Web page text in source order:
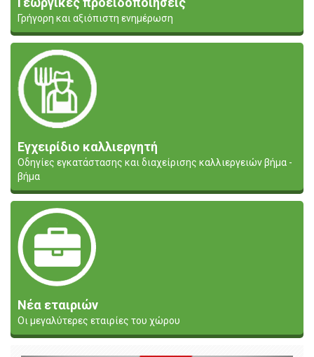
Γρήγορη και αξιόπιστη ενημέρωση
Εγχειρίδιο καλλιεργητή
Οδηγίες εγκατάστασης και διαχείρισης καλλιεργειών βήμα -
βήμα
Νέα εταιριών
Οι μεγαλύτερες εταιρίες του χώρου